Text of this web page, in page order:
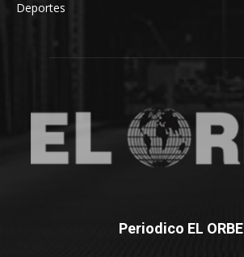
Deportes
Periodico EL ORBE